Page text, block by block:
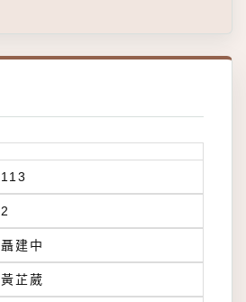
113
2
聶建中
黃芷葳